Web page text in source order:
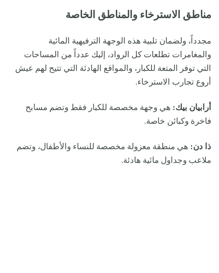
مناطق الاسترخاء والمناطق الخاصة
مجدداً، ولضمان تلبية هذه الوجهة الترفيهية المائية
والمغامرات تطلعات كل الرواد، إليك عدداً من المساحات
التي توفر المتعة للكبار، والمواقع الهادئة التي تتيح لهم عيش
أروع تجارب الاسترخاء.
أرابيان بيك: هي وجهة مخصصة للكبار فقط وتضم مسابح
فاخرة وكبائن خاصة.
ذا دن: هي منطقة معزولة مخصصة للنساء والأطفال، وتضم
ملاعب وجداول مائية هادئة.